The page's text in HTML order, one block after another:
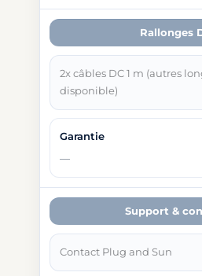
Rallonges
2x câbles DC 1 m (autres
disponible)
Support &
Contact Plug and Sun